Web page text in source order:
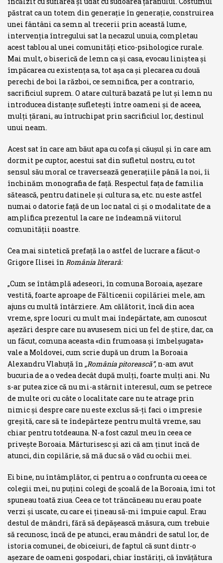
păstrat ca un totem din generaţie în generaţie, construirea
unei fântâni ca semn al trecerii prin această lume,
intervenţia întregului sat la necazul unuia, completau
acest tablou al unei comunităţi etico-psihologice rurale.
Mai mult, o biserică de lemn ca şi casa, evocau liniştea şi
împăcarea cu existenţa sa, tot aşa ca şi plecarea cu două
perechi de boi la război, ce semnifica, per a contrario,
sacrificiul suprem. O atare cultură bazată pe lut şi lemn nu
introducea distanţe sufleteşti între oameni şi de aceea,
mulţi ţă­rani, au întruchipat prin sacrificiul lor, destinul
unui neam.
Acest sat în care am băut apa cu cofa şi căuşul şi în care am
dormit pe cuptor, acestui sat din sufletul nostru, cu tot
sensul său moral ce traversează generaţiile până la noi, îi
închinăm monografia de faţă. Respectul faţa de familia
sătească, pentru datinele şi cultura sa, etc. nu este astfel
numai o datorie faţă de un loc natal ci şi o modalitate de a
amplifica pre­zentul la care ne îndeamnă viitorul
comunităţii noastre.
Cea mai sintetică prefaţă la o astfel de lucrare a făcut-o
Grigore Ilisei în România literară:
„Cum se întâmplă adeseori, în comuna Boroaia, aşezare
vestită, foarte aproape de Fălticenii copilăriei mele, am
ajuns cu multă întârziere. Am călătorit, încă din acea
vreme, spre locuri cu mult mai îndepărtate, am cu­noscut
aşezări despre care nu avusesem nici un fel de ştire, dar, ca
un făcut, comuna aceasta «din frumoasa şi îmbelşugata»
vale a Moldovei, cum scrie după un drum la Boroaia
Alexandru Vlahuţă în „România pito­rească”, n-am avut
bucuria de a o vedea decât după mulţi, foarte mulţi ani. Nu
s-ar putea zice că nu mi-a stârnit interesul, cum se petrece
de multe ori cu câte o localitate care nu te atrage prin
nimic şi despre care nu este exclus să-ţi faci o impresie
greşită, care să te îndepărteze pentru multă vreme, sau
chiar pentru totdeauna. N-a fost cazul meu în ceea ce
priveşte Boroaia. Mărturisesc şi azi că am ţinut încă de
atunci, din copi­lărie, să mă duc să o văd cu ochii mei.
Ei bine, nu întâmplător, ci pentru a o confrunta cu ceea ce
colegii mei, nu puţini colegi de şcoală de la Boroaia, îmi tot
spuneau toată ziua. Ceea ce tot trăncăneau nu erau poate
verzi şi uscate, cu care ei ţineau să-mi împuie capul. Erau
destul de mândri, fără să depăşească măsura, cum trebuie
să recunosc, încă de pe atunci, erau mândri de satul lor, de
istoria comunei, de obiceiuri, de faptul că sunt dintr-o
aşezare de oameni gospodari, chiar înstăriţi, că învăţătura